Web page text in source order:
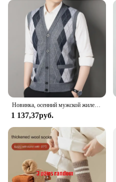
Новинка, осенний мужской жилет, свитер без рукавов, флисовый кардиган, теплый вязаный клетчатый деловой повседневный жакет на пуговицах, мужская одежда
1 137,37руб.